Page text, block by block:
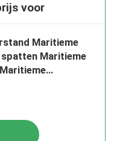
voor
Maritieme
Maritieme